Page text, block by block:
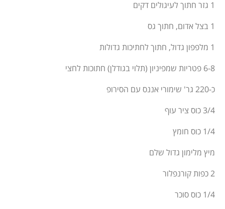
1 גזר חתוך לעיגולים דקים
1 בצל אדום, חתוך גס
1 מלפפון גדול, חתוך לחתיכות גדולות
6-8 פטריות שמפיניון (תלוי בגודלן) חתוכות לחצי
כ-220 גר' שימורי אננס עם הסירופ
3/4 כוס ציר עוף
1/4 כוס חומץ
מיץ מלימון גדול שלם
2 כפות קורנפלור
1/4 כוס סוכר